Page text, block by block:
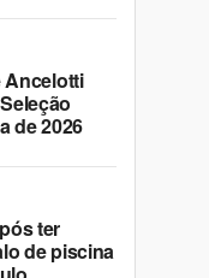
Ancelotti
de 2026
ter
de piscina